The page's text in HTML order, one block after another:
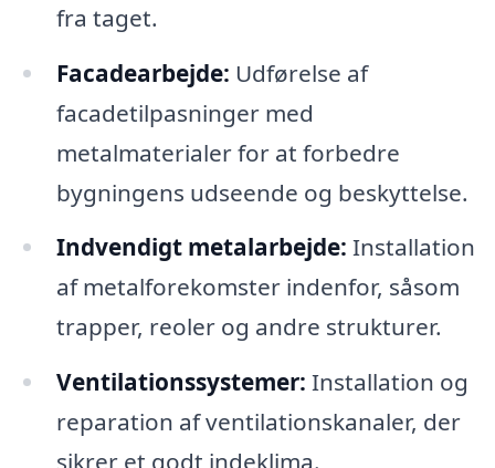
fra taget.
Facadearbejde: Udførelse af
facadetilpasninger med
metalmaterialer for at forbedre
bygningens udseende og beskyttelse.
Indvendigt metalarbejde: Installation
af metalforekomster indenfor, såsom
trapper, reoler og andre strukturer.
Ventilationssystemer: Installation og
reparation af ventilationskanaler, der
sikrer et godt indeklima.